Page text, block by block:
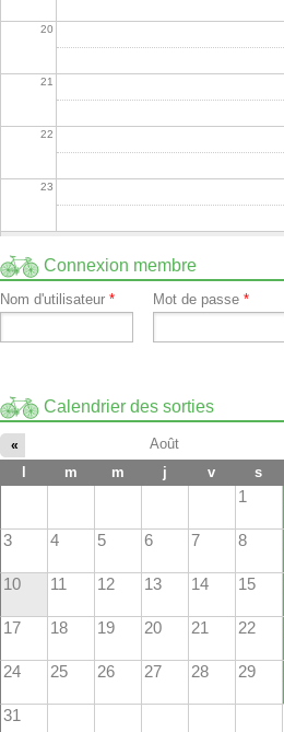
20
21
22
23
Connexion membre
Nom d'utilisateur * Mot de passe *
Calendrier des sorties
Août
«
m m j v s
1
3 4 5 6 7 8
10 11 12 13 14 15
17 18 19 20 21 22
24 25 26 27 28 29
31